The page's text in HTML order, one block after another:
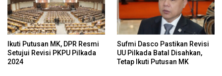
Ikuti Putusan MK, DPR Resmi
Setujui Revisi PKPU Pilkada
2024
Sufmi Dasco Pastikan Revisi
UU Pilkada Batal Disahkan,
Tetap Ikuti Putusan MK